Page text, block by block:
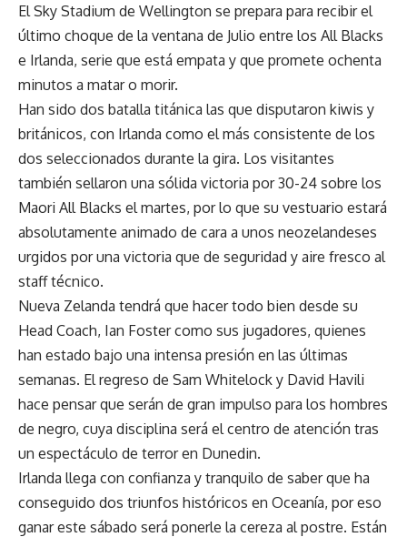
El Sky Stadium de Wellington se prepara para recibir el
último choque de la ventana de Julio entre los All Blacks
e Irlanda, serie que está empata y que promete ochenta
minutos a matar o morir.
Han sido dos batalla titánica las que disputaron kiwis y
británicos, con Irlanda como el más consistente de los
dos seleccionados durante la gira. Los visitantes
también sellaron una sólida victoria por 30-24 sobre los
Maori All Blacks el martes, por lo que su vestuario estará
absolutamente animado de cara a unos neozelandeses
urgidos por una victoria que de seguridad y aire fresco al
staff técnico.
Nueva Zelanda tendrá que hacer todo bien desde su
Head Coach, Ian Foster como sus jugadores, quienes
han estado bajo una intensa presión en las últimas
semanas. El regreso de Sam Whitelock y David Havili
hace pensar que serán de gran impulso para los hombres
de negro, cuya disciplina será el centro de atención tras
un espectáculo de terror en Dunedin.
Irlanda llega con confianza y tranquilo de saber que ha
conseguido dos triunfos históricos en Oceanía, por eso
ganar este sábado será ponerle la cereza al postre. Están